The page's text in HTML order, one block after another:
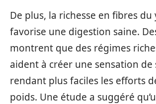
De plus, la richesse en fibres du
favorise une digestion saine.
montrent que des régimes
aident à créer une sensation de
rendant plus faciles les efforts
poids. Une étude a suggéré